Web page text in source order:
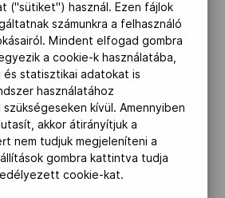
a férfi párbajtőr-
a Siklósi, Koch, Andrásfi,
Íme a győztes
magyar férfi párbajtőrcsapat!"
("sütiket") használ. Ezen fájlok
számunkra a felhasználó
Mindent elfogad gombra
a cookie-k használatába,
és statisztikai adatokat is
használatához
kívül. Amennyiben
akkor átirányítjuk a
nem tudjuk megjeleníteni a
gombra kattintva tudja
cookie-kat.